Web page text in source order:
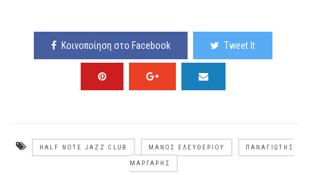
Κοινοποίηση στο Facebook Tweet It
HALF NOTE JAZZ CLUB ΜΆΝΟΣ ΕΛΕΥΘΕΡΊΟΥ ΠΑΝΑΓΙΏΤΗΣ
ΜΆΡΓΑΡΗΣ